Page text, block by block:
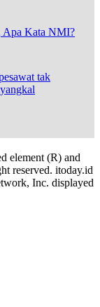
Apa Kata NMI?
tak
element (R) and
reserved. itoday.id
Inc. displayed